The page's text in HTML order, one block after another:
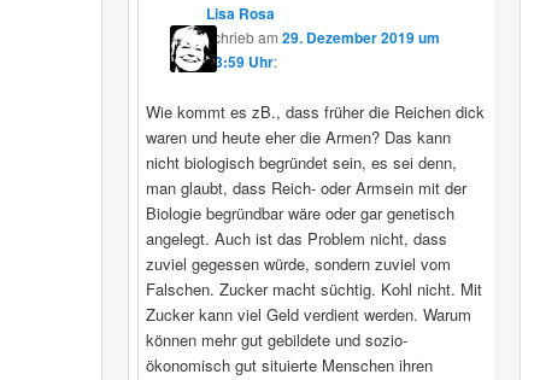
Lisa Rosa
schriebam29. Dezember 2019 um
13:59 Uhr:
Wie kommt es zB., dass früher die Reichen dick
waren und heute eher die Armen? Das kann
nicht biologisch begründet sein, es sei denn,
man glaubt, dass Reich- oder Armsein mit der
Biologie begründbar wäre oder gar genetisch
angelegt. Auch ist das Problem nicht, dass
zuviel gegessen würde, sondern zuviel vom
Falschen. Zucker macht süchtig. Kohl nicht. Mit
Zucker kann viel Geld verdient werden. Warum
können mehr gut gebildete und sozio-
ökonomisch gut situierte Menschen ihren